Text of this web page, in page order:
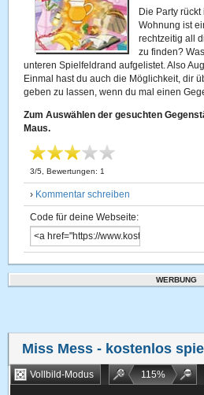
Die Party
Wohnung ist
rechtzeitig all
zu finden?
unteren Spielfeldrand aufgelistet. Also
Einmal hast du auch die Möglichkeit, dir
geben zu lassen, wenn du mal einen
Zum Auswählen der gesuchten
Maus.
3/5 , Bewertungen: 1
› Kommentar schreiben
Code für deine Webseite:
WERBUNG
Miss Mess - kostenlos
Vollbild-Modus 115%